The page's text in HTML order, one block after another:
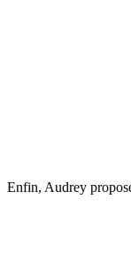
Enfin, Audrey